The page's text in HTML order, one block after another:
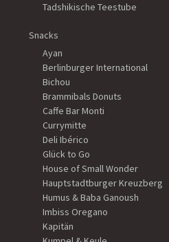
Tadshikische Teestube
Snacks
Ayan
Berlinburger International
Bichou
Brammibals Donuts
Caffe Bar Monti
Currymitte
Deli Ibérico
Glück to Go
House of Small Wonder
Hauptstadtburger Kreuzberg
Humus & Baba Ganoush
Imbiss Oregano
Kapitän